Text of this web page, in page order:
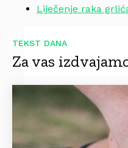
Liječenje raka
TEKST DANA
Za vas